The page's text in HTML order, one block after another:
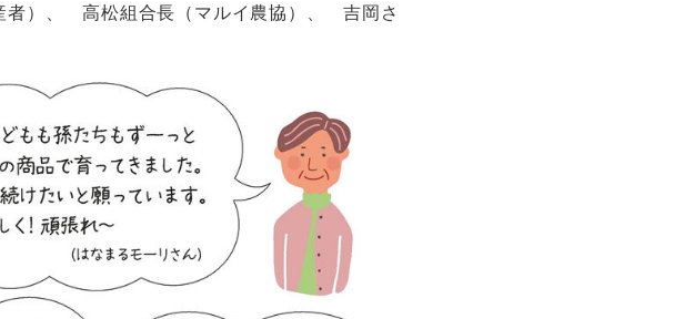
者）、 高松組合長（マルイ農協）、 吉岡さ